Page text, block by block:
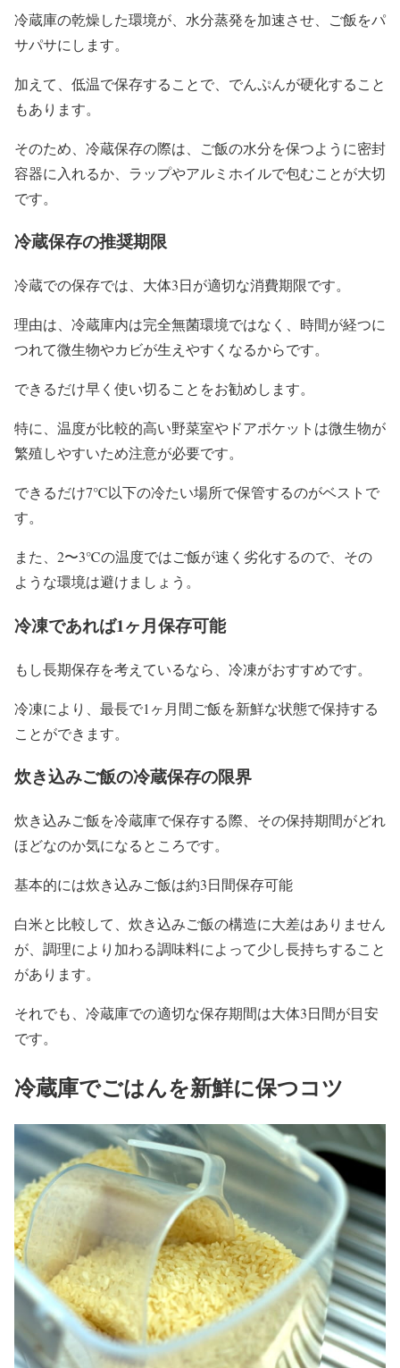
冷蔵庫の乾燥した環境が、水分蒸発を加速させ、ご飯をパ
サパサにします。
加えて、低温で保存することで、でんぷんが硬化すること
もあります。
そのため、冷蔵保存の際は、ご飯の水分を保つように密封
容器に入れるか、ラップやアルミホイルで包むことが大切
です。
冷蔵保存の推奨期限
冷蔵での保存では、大体3日が適切な消費期限です。
理由は、冷蔵庫内は完全無菌環境ではなく、時間が経つに
つれて微生物やカビが生えやすくなるからです。
できるだけ早く使い切ることをお勧めします。
特に、温度が比較的高い野菜室やドアポケットは微生物が
繁殖しやすいため注意が必要です。
できるだけ7℃以下の冷たい場所で保管するのがベストで
す。
また、2〜3℃の温度ではご飯が速く劣化するので、その
ような環境は避けましょう。
冷凍であれば1ヶ月保存可能
もし長期保存を考えているなら、冷凍がおすすめです。
冷凍により、最長で1ヶ月間ご飯を新鮮な状態で保持する
ことができます。
炊き込みご飯の冷蔵保存の限界
炊き込みご飯を冷蔵庫で保存する際、その保持期間がどれ
ほどなのか気になるところです。
基本的には炊き込みご飯は約3日間保存可能
白米と比較して、炊き込みご飯の構造に大差はありません
が、調理により加わる調味料によって少し長持ちすること
があります。
それでも、冷蔵庫での適切な保存期間は大体3日間が目安
です。
冷蔵庫でごはんを新鮮に保つコツ